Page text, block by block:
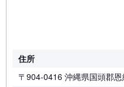
住所
〒904-0416 沖縄県国頭郡